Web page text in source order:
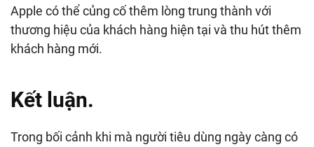
Apple có thể củng cố thêm lòng trung thành với
thương hiệu của khách hàng hiện tại và thu hút thêm
khách hàng mới.
Kết luận.
Trong bối cảnh khi mà người tiêu dùng ngày càng có